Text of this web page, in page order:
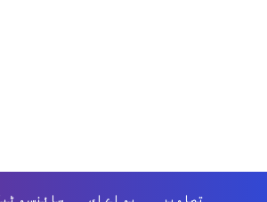
سائنس و یو اے ای تصاویر